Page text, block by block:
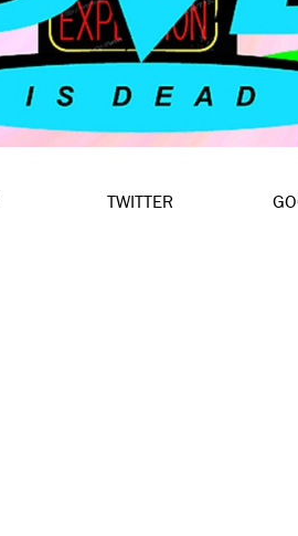
TWITTER